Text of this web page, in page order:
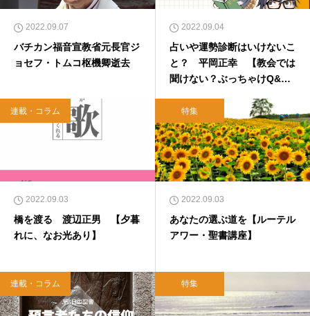
2022.09.07
バチカン福音宣教省元長官ジ
ョセフ・トムコ枢機卿逝去
2022.09.04
占いや運勢診断はいけないこ
と？ 平岡正幸 【教会では
聞けない？ぶっちゃけQ&
連載・コラム
2022.09.03
橋を渡る 渡辺正男 【夕暮
れに、なお光あり】
特集
2022.09.03
あなたの選ぶ道を【ルーテル
アワー・聖書講座】
連載・コラム 特集